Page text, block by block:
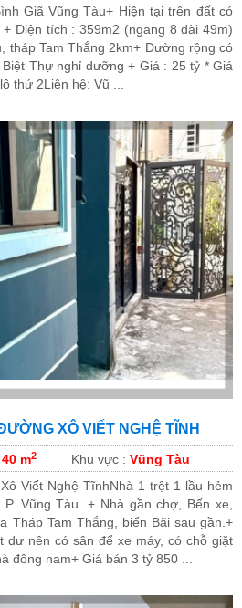
Giã Vũng Tàu+ Hiện tại trên đất có
Diện tích : 359m2 (ngang 8 dài 49m)
tháp Tam Thắng 2km+ Đường rộng có
Thự nghỉ dưỡng + Giá : 25 tỷ * Giá
thứ 2Liên hệ: Vũ ...
XÔ VIẾT NGHỆ TĨNH
40 m2 Khu vực : Vũng Tàu
Viết Nghệ TĩnhNhà 1 trệt 1 lầu hẻm
Vũng Tàu. + Nhà gần chợ, Bến xe,
Tháp Tam Thắng, biển Bãi sau gần.+
dư nên có sân để xe máy, có chỗ giặt
đông nam+ Giá bán 3 tỷ 850 ...